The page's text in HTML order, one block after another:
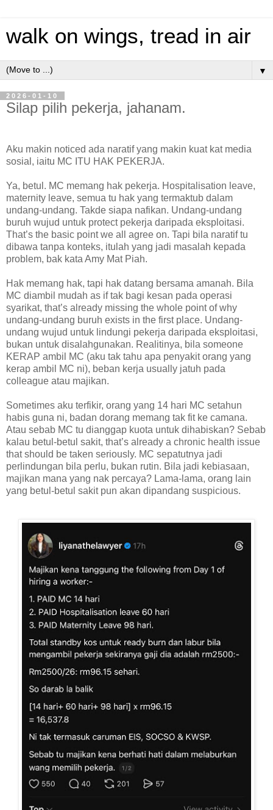
walk on wings, tread in air
▼
2026-01-10
Silap pilih pekerja, jahanam.
Aku makin noticed ada naratif yang makin kuat kat media
sosial, iaitu MC ITU HAK PEKERJA.
Ya, betul. MC memang hak pekerja. Hospitalisation leave,
maternity leave, semua tu hak yang termaktub dalam
undang-undang. Takde siapa nafikan. Undang-undang
buruh wujud untuk protect pekerja daripada eksploitasi.
That’s the basic point we all agree on. Tapi bila naratif tu
dibawa tanpa konteks, itulah yang jadi masalah kepada
problem, bak kata Amy Mat Piah.
Hak memang hak, tapi hak datang bersama amanah. Bila
MC diambil mudah as if tak bagi kesan pada operasi
syarikat, that’s already missing the whole point of why
undang-undang buruh exists in the first place. Undang-
undang wujud untuk lindungi pekerja daripada eksploitasi,
bukan untuk disalahgunakan. Realitinya, bila someone
KERAP ambil MC (aku tak tahu apa penyakit orang yang
kerap ambil MC ni), beban kerja usually jatuh pada
colleague atau majikan.
Sometimes aku terfikir, orang yang 14 hari MC setahun
habis guna ni, badan dorang memang tak fit ke camana.
Atau sebab MC tu dianggap kuota untuk dihabiskan? Sebab
kalau betul-betul sakit, that’s already a chronic health issue
that should be taken seriously. MC sepatutnya jadi
perlindungan bila perlu, bukan rutin. Bila jadi kebiasaan,
majikan mana yang nak percaya? Lama-lama, orang lain
yang betul-betul sakit pun akan dipandang suspicious.